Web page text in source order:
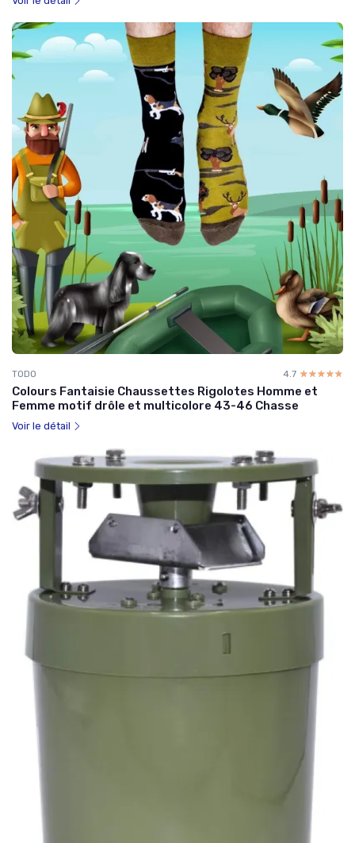
TODO 4.7 ☆☆☆☆☆
★★★★★
Colours Fantaisie Chaussettes Rigolotes Homme et
Femme motif drôle et multicolore 43-46 Chasse
Voir le détail